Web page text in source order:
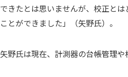
できたとは思いませんが、校正と
ことができました」（矢野氏）。
矢野氏は現在、計測器の台帳管理